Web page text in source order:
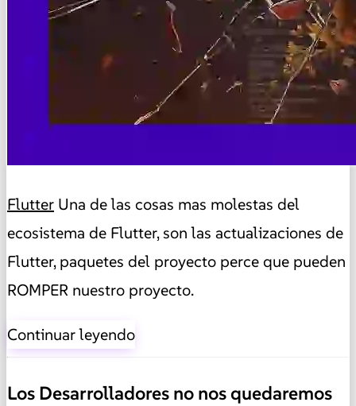
Flutter Una de las cosas mas molestas del
ecosistema de Flutter, son las actualizaciones de
Flutter, paquetes del proyecto perce que pueden
ROMPER nuestro proyecto.
Continuar leyendo
Los Desarrolladores no nos quedaremos